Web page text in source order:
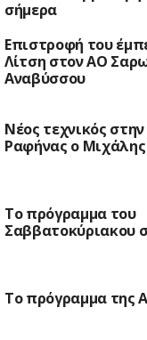
σήμερα
Επιστροφή του
Λίτση στον ΑΟ
Αναβύσσου
Νέος τεχνικός
Ραφήνας ο
Το πρόγραμμα του
Σαββατοκύριακου
Το πρόγραμμα της